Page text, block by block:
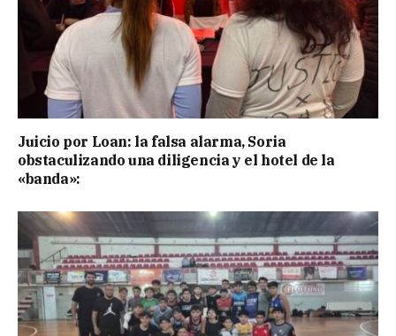
Juicio por Loan: la falsa alarma, Soria
obstaculizando una diligencia y el hotel de la
«banda»: